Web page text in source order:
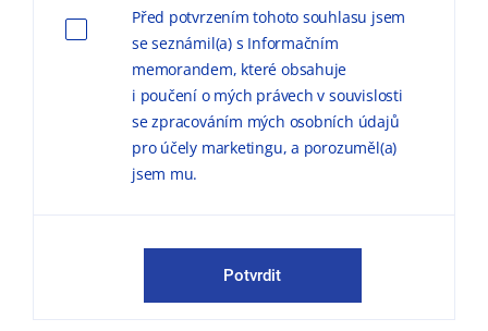
způsobem, v rozsahu a za podmínek
uvedených níže a vInformačním memorandu
o zpracování osobních údajů (dále jen
Informační memorandum“).
Důvodem zpracováníosobních údajů pro
marketingové účely je možnost zasílat
Před potvrzením tohoto souhlasu jsem
se seznámil(a) s Informačním
memorandem, které obsahuje
i poučení o mých právech v souvislosti
se zpracováním mých osobních údajů
pro účely marketingu, a porozuměl(a)
jsem mu.
Potvrdit